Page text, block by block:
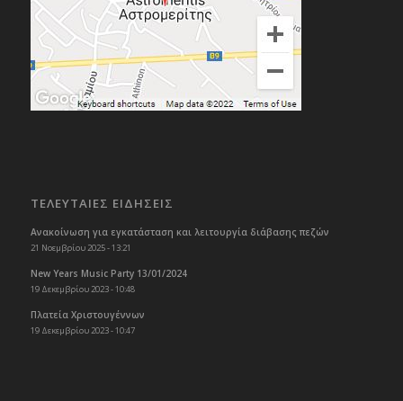
ΤΕΛΕΥΤΑΙΕΣ ΕΙΔΗΣΕΙΣ
Ανακοίνωση για εγκατάσταση και λειτουργία διάβασης πεζών
21 Νοεμβρίου 2025 - 13:21
New Years Music Party 13/01/2024
19 Δεκεμβρίου 2023 - 10:48
Πλατεία Χριστουγέννων
19 Δεκεμβρίου 2023 - 10:47